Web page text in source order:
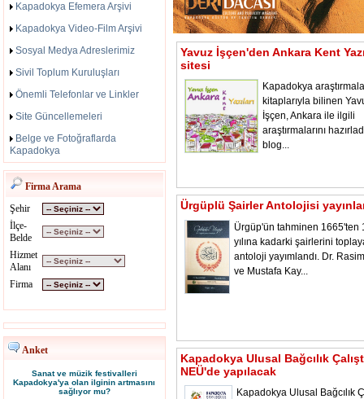
Kapadokya Efemera Arşivi
Kapadokya Video-Film Arşivi
Sosyal Medya Adreslerimiz
Sivil Toplum Kuruluşları
Önemli Telefonlar ve Linkler
Site Güncellemeleri
Belge ve Fotoğraflarda
Kapadokya
Firma Arama
Şehir
İlçe-
Belde
Hizmet
Alanı
Firma
Anket
Sanat ve müzik festivalleri
Kapadokya'ya olan ilginin artmasını
sağlıyor mu?
Yavuz İşçen'den Ankara Kent
sitesi
Kapadokya
kitaplarıyla bilinen
İşçen, Ankara ile ilgili
araştırmalarını
blog...
Ürgüplü Şairler Antolojisi
Ürgüp'ün tahminen 1665'ten
yılına kadarki şairlerini
antoloji yayımlandı. Dr.
ve Mustafa Kay...
Kapadokya Ulusal Bağcılık
NEÜ'de yapılacak
Kapadokya Ulusal Bağcılık